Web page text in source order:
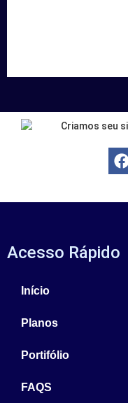
Acesso Rápido
Início
Planos
Portifólio
FAQS